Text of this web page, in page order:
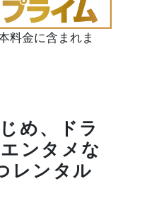
料金に含まれま
め、ドラ
ンタメな
レンタル